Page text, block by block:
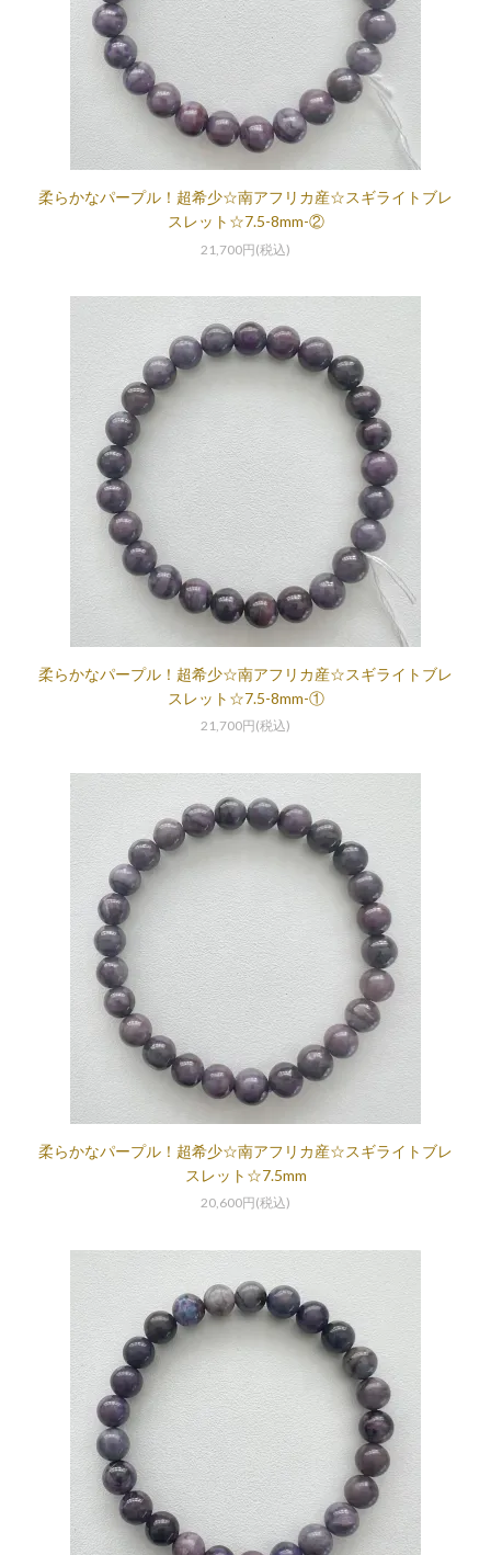
柔らかなパープル！超希少☆南アフリカ産☆スギライトブレ
スレット☆7.5-8mm-②
21,700円(税込)
柔らかなパープル！超希少☆南アフリカ産☆スギライトブレ
スレット☆7.5-8mm-①
21,700円(税込)
柔らかなパープル！超希少☆南アフリカ産☆スギライトブレ
スレット☆7.5mm
20,600円(税込)